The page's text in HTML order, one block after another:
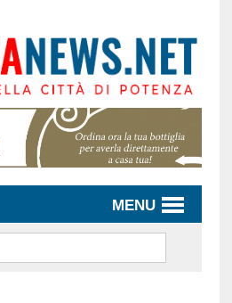
MENU